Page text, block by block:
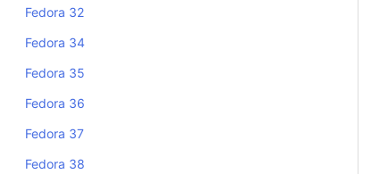
Fedora 32
Fedora 34
Fedora 35
Fedora 36
Fedora 37
Fedora 38